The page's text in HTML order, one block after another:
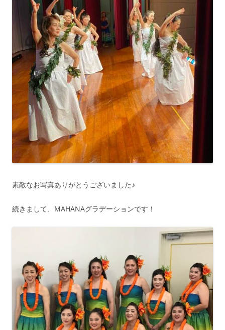
素敵なお写真ありがとうございました♪
続きまして、MAHANAグラデーションです！